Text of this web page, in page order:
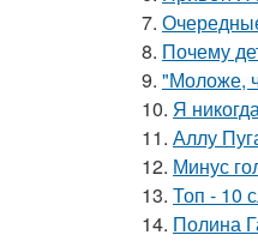
7.
8. Почему
9. "Моложе,
10. Я
11. Аллу
12. Минус
13. Топ - 10
14. Полина